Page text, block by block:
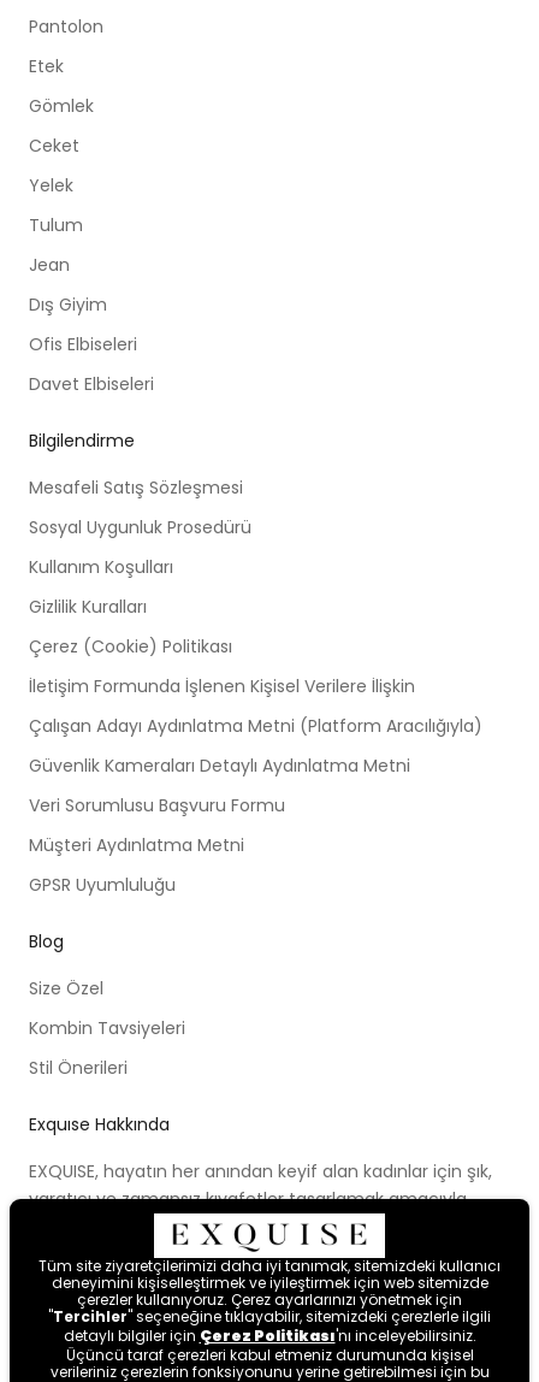
Pantolon
Etek
Gömlek
Ceket
Yelek
Tulum
Jean
Dış Giyim
Ofis Elbiseleri
Davet Elbiseleri
Bilgilendirme
Mesafeli Satış Sözleşmesi
Sosyal Uygunluk Prosedürü
Kullanım Koşulları
Gizlilik Kuralları
Çerez (Cookie) Politikası
İletişim Formunda İşlenen Kişisel Verilere İlişkin
Çalışan Adayı Aydınlatma Metni (Platform Aracılığıyla)
Güvenlik Kameraları Detaylı Aydınlatma Metni
Veri Sorumlusu Başvuru Formu
Müşteri Aydınlatma Metni
GPSR Uyumluluğu
Blog
Size Özel
Kombin Tavsiyeleri
Stil Önerileri
Exquıse Hakkında
EXQUISE, hayatın her anından keyif alan kadınlar için şık,
yaratıcı ve zamansız kıyafetler tasarlamak amacıyla
kurulmuştur. Kurulduğu ilk günden beri ortaya koymaya
çalıştığı modern tasarım anlayışı, cesur renk paletleri,
yenilikçi kalıpları ve farklı bakış açısıyla kadınları hayal
etmeye ve mutlu hissetmeye davet etmektedir.
Tüm site ziyaretçilerimizi daha iyi tanımak, sitemizdeki kullanıcı
deneyimini kişiselleştirmek ve iyileştirmek için web sitemizde
çerezler kullanıyoruz. Çerez ayarlarınızı yönetmek için
"Tercihler" seçeneğine tıklayabilir, sitemizdeki çerezlerle ilgili
detaylı bilgiler için Çerez Politikası'nı inceleyebilirsiniz.
Üçüncü taraf çerezleri kabul etmeniz durumunda kişisel
verileriniz çerezlerin fonksiyonunu yerine getirebilmesi için bu